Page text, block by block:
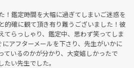
！鑑定時間を大幅に過ぎてしまいご迷惑を
的確に観て頂き有り難うございました！彼
てらっしゃり、鑑定中、思わず笑ってしま
アフターメールを下さり、先生がいかに
ているのかが分かり、大変嬉しかったで
い先生でした。